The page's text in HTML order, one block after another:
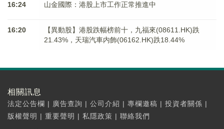
16:24 山金國際：港股上市工作正常推進中
16:20
【異動股】港股跌幅榜前十，九福來(08611.HK)跌
21.43%，天瑞汽車内飾(06162.HK)跌18.44%
相關訊息
法定公告欄 | 廣告查詢 | 公司介紹 | 專欄邀稿 | 投資者關係 |
版權聲明 | 重要聲明 | 私隱政策 | 聯絡我們